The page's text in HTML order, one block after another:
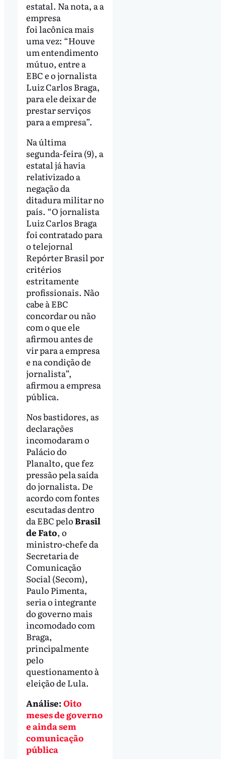
estatal. Na nota, a a
empresa
foi lacônica mais
uma vez: “Houve
um entendimento
mútuo, entre a
EBC e o jornalista
Luiz Carlos Braga,
para ele deixar de
prestar serviços
para a empresa”.
Na última
segunda-feira (9), a
estatal já havia
relativizado a
negação da
ditadura militar no
país. “O jornalista
Luiz Carlos Braga
foi contratado para
o telejornal
Repórter Brasil por
critérios
estritamente
profissionais. Não
cabe à EBC
concordar ou não
com o que ele
afirmou antes de
vir para a empresa
e na condição de
jornalista”,
afirmou a empresa
pública.
Nos bastidores, as
declarações
incomodaram o
Palácio do
Planalto, que fez
pressão pela saída
do jornalista. De
acordo com fontes
escutadas dentro
da EBC peloBrasil
de Fato, o
ministro-chefe da
Secretaria de
Comunicação
Social (Secom),
Paulo Pimenta,
seria o integrante
do governo mais
incomodado com
Braga,
principalmente
pelo
questionamento à
eleição de Lula.
Análise:Oito
meses de governo
e ainda sem
comunicação
pública